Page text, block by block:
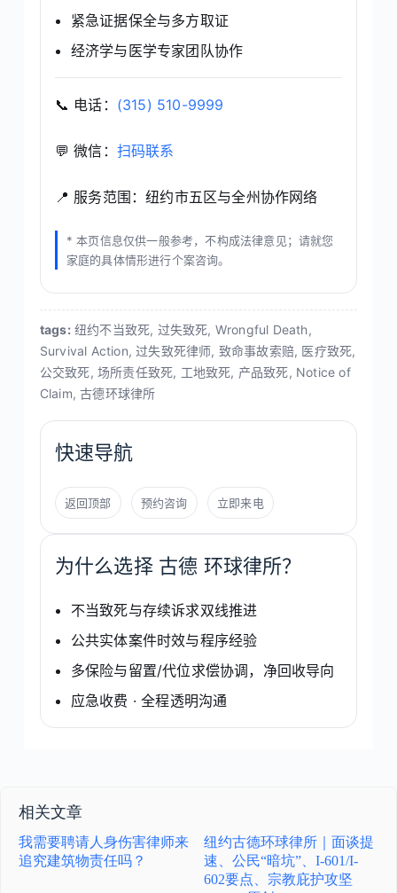
紧急证据保全与多方取证
经济学与医学专家团队协作
📞 电话： (315) 510-9999
💬 微信： 扫码联系
📍 服务范围：纽约市五区与全州协作网络
* 本页信息仅供一般参考，不构成法律意见；请就您
家庭的具体情形进行个案咨询。
tags: 纽约不当致死, 过失致死, Wrongful Death,
Survival Action, 过失致死律师, 致命事故索赔, 医疗致死,
公交致死, 场所责任致死, 工地致死, 产品致死, Notice of
Claim, 古德环球律所
快速导航
返回顶部 预约咨询 立即来电
为什么选择 古德 环球律所？
不当致死与存续诉求双线推进
公共实体案件时效与程序经验
多保险与留置/代位求偿协调，净回收导向
应急收费 · 全程透明沟通
相关文章
我需要聘请人身伤害律师来
追究建筑物责任吗？
纽约古德环球律所｜面谈提
速、公民“暗坑”、I-601/I-
602要点、宗教庇护攻坚